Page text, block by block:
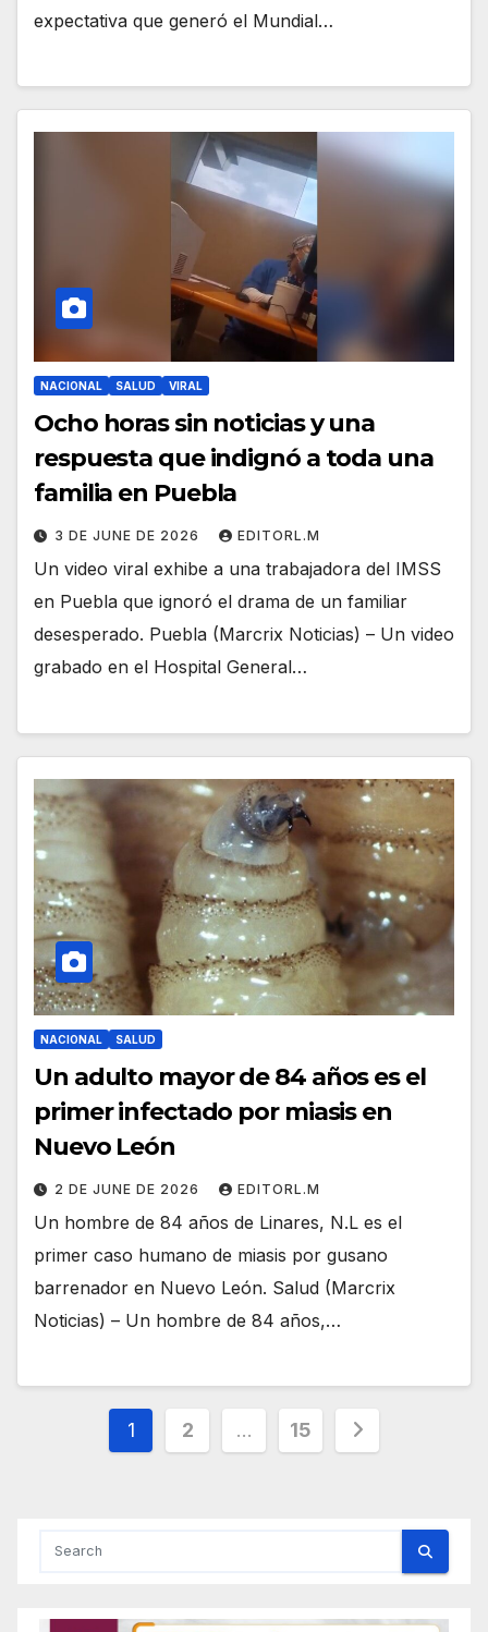
expectativa que generó el Mundial…
NACIONAL SALUD VIRAL
Ocho horas sin noticias y una
respuesta que indignó a toda una
familia en Puebla
3 DE JUNE DE 2026 EDITORL.M
Un video viral exhibe a una trabajadora del IMSS
en Puebla que ignoró el drama de un familiar
desesperado. Puebla (Marcrix Noticias) – Un video
grabado en el Hospital General…
NACIONAL SALUD
Un adulto mayor de 84 años es el
primer infectado por miasis en
Nuevo León
2 DE JUNE DE 2026 EDITORL.M
Un hombre de 84 años de Linares, N.L es el
primer caso humano de miasis por gusano
barrenador en Nuevo León. Salud (Marcrix
Noticias) – Un hombre de 84 años,…
Posts
1 2 … 15